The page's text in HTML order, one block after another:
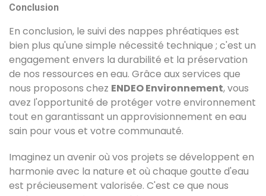
Conclusion
En conclusion, le suivi des nappes phréatiques est
bien plus qu'une simple nécessité technique ; c'est un
engagement envers la durabilité et la préservation
de nos ressources en eau. Grâce aux services que
nous proposons chez ENDEO Environnement, vous
avez l'opportunité de protéger votre environnement
tout en garantissant un approvisionnement en eau
sain pour vous et votre communauté.
Imaginez un avenir où vos projets se développent en
harmonie avec la nature et où chaque goutte d'eau
est précieusement valorisée. C'est ce que nous